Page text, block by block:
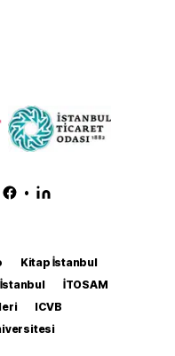
•
Kitap İstanbul
İstanbul
İTOSAM
ICVB